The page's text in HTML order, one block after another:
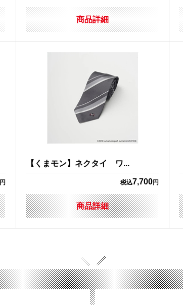
商品詳細
円
【くまモン】ネクタイ ワ...
税込7,700円
商品詳細